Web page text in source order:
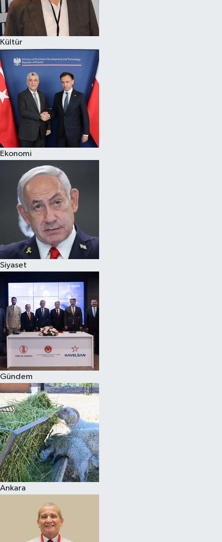
Kültür
Ekonomi
Siyaset
Gündem
Ankara
Spor
Çocuk
Eğitim
Hava Durumu
Kadın
Kim kimdir?
Kültür Sanat
Sağlık
Siyaset
Teknoloji
Televizyon
Yaşam-Çevre